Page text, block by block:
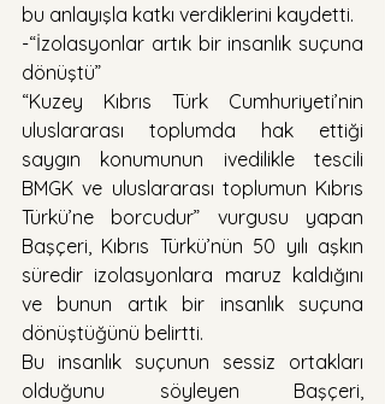
bu anlayışla katkı verdiklerini kaydetti.
-“İzolasyonlar artık bir insanlık suçuna
dönüştü”
“Kuzey Kıbrıs Türk Cumhuriyeti’nin
uluslararası toplumda hak ettiği
saygın konumunun ivedilikle tescili
BMGK ve uluslararası toplumun Kıbrıs
Türkü’ne borcudur” vurgusu yapan
Başçeri, Kıbrıs Türkü’nün 50 yılı aşkın
süredir izolasyonlara maruz kaldığını
ve bunun artık bir insanlık suçuna
dönüştüğünü belirtti.
Bu insanlık suçunun sessiz ortakları
olduğunu söyleyen Başçeri,